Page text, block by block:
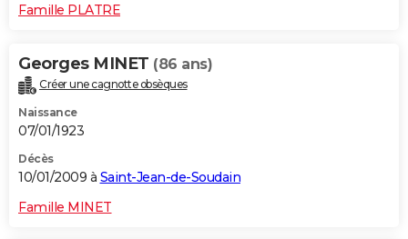
Famille PLATRE
Georges MINET (86 ans)
Créer une cagnotte obsèques
Naissance
07/01/1923
Décès
10/01/2009 à Saint-Jean-de-Soudain
Famille MINET